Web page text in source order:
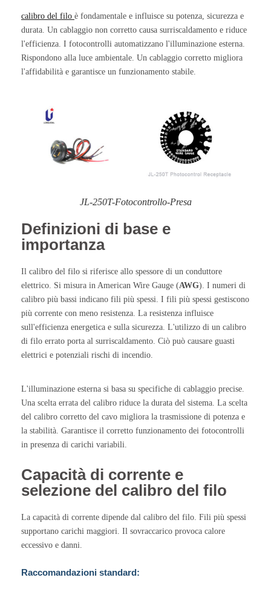
calibro del filo è fondamentale e influisce su potenza, sicurezza e
durata. Un cablaggio non corretto causa surriscaldamento e riduce
l'efficienza. I fotocontrolli automatizzano l'illuminazione esterna.
Rispondono alla luce ambientale. Un cablaggio corretto migliora
l'affidabilità e garantisce un funzionamento stabile.
JL-250T-Fotocontrollo-Presa
Definizioni di base e
importanza
Il calibro del filo si riferisce allo spessore di un conduttore
elettrico. Si misura in American Wire Gauge (AWG). I numeri di
calibro più bassi indicano fili più spessi. I fili più spessi gestiscono
più corrente con meno resistenza. La resistenza influisce
sull'efficienza energetica e sulla sicurezza. L'utilizzo di un calibro
di filo errato porta al surriscaldamento. Ciò può causare guasti
elettrici e potenziali rischi di incendio.
L'illuminazione esterna si basa su specifiche di cablaggio precise.
Una scelta errata del calibro riduce la durata del sistema. La scelta
del calibro corretto del cavo migliora la trasmissione di potenza e
la stabilità. Garantisce il corretto funzionamento dei fotocontrolli
in presenza di carichi variabili.
Capacità di corrente e
selezione del calibro del filo
La capacità di corrente dipende dal calibro del filo. Fili più spessi
supportano carichi maggiori. Il sovraccarico provoca calore
eccessivo e danni.
Raccomandazioni standard: